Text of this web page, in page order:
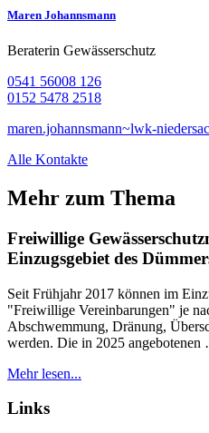
Maren Johannsmann
Beraterin Gewässerschutz
0541 56008 126
0152 5478 2518
maren.johannsmann~lwk-
Alle Kontakte
Mehr zum Thema
Freiwillige
Einzugsgebiet des
Seit Frühjahr 2017 können im
"Freiwillige Vereinbarungen" je
Abschwemmung, Dränung,
werden. Die in 2025
Mehr lesen...
Links